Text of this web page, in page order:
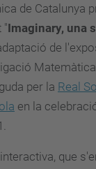
de Catalunya
"Imaginary, una
de
per la Real
en la
que